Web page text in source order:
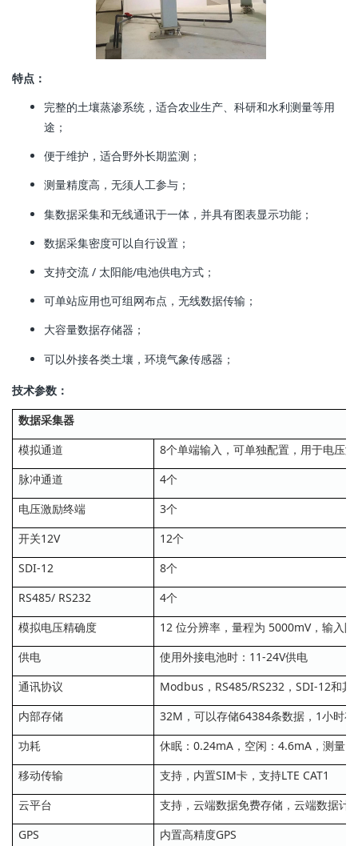
特点：
完整的土壤蒸渗系统，适合农业生产、科研和水利测量等用
途；
便于维护，适合野外长期监测；
测量精度高，无须人工参与；
集数据采集和无线通讯于一体，并具有图表显示功能；
数据采集密度可以自行设置；
支持交流 / 太阳能/电池供电方式；
可单站应用也可组网布点，无线数据传输；
大容量数据存储器；
可以外接各类土壤，环境气象传感器；
技术参数：
数据采集器
模拟通道
8个单端输入，可单独配置，用于电压
脉冲通道
4个
电压激励终端
3个
开关12V
12个
SDI-12
8个
RS485/ RS232
4个
模拟电压精确度
12 位分辨率，量程为 5000mV，输入
供电
使用外接电池时：11-24V供电
通讯协议
Modbus，RS485/RS232，SDI-12和其
内部存储
32M，可以存储64384条数据，1小时
功耗
休眠：0.24mA，空闲：4.6mA，测量
移动传输
支持，内置SIM卡，支持LTE CAT1
云平台
支持，云端数据免费存储，云端数据计
GPS
内置高精度GPS